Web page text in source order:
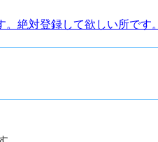
絶対登録して欲しい所です。